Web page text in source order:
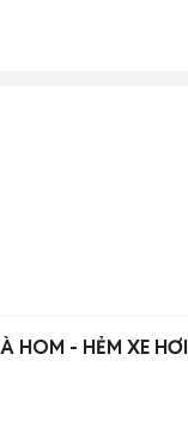
HOM - HẺM XE HƠI